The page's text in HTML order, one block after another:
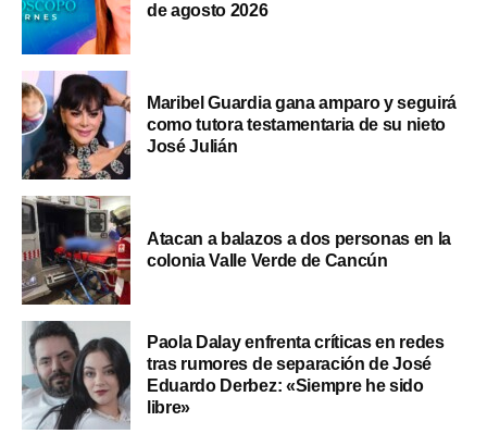
de agosto 2026
Maribel Guardia gana amparo y seguirá
como tutora testamentaria de su nieto
José Julián
Atacan a balazos a dos personas en la
colonia Valle Verde de Cancún
Paola Dalay enfrenta críticas en redes
tras rumores de separación de José
Eduardo Derbez: «Siempre he sido
libre»